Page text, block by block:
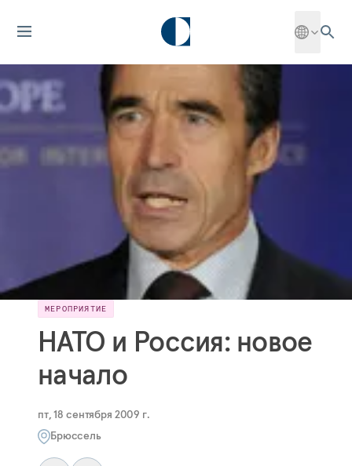
МЕРОПРИЯТИЕ
НАТО и Россия: новое
начало
пт, 18 сентября 2009 г.
Брюссель